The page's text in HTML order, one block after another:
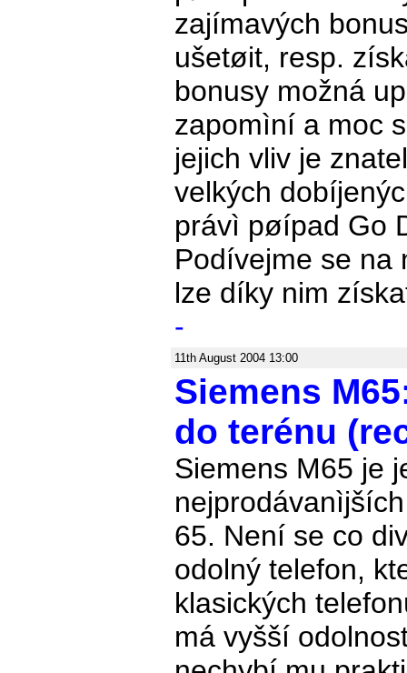
zajímavých
ušetøit, resp.
bonusy možná
zapomìní a moc
jejich vliv je
velkých
právì pøípad Go
Podívejme se na
lze díky nim
-
11th August 2004 13:00
Siemens
do terénu
Siemens M65 je
65. Není se co
odolný telefon,
klasických
má vyšší